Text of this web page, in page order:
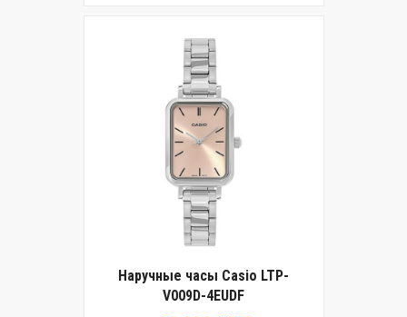
Наручные часы Casio LTP-
V009D-4EUDF